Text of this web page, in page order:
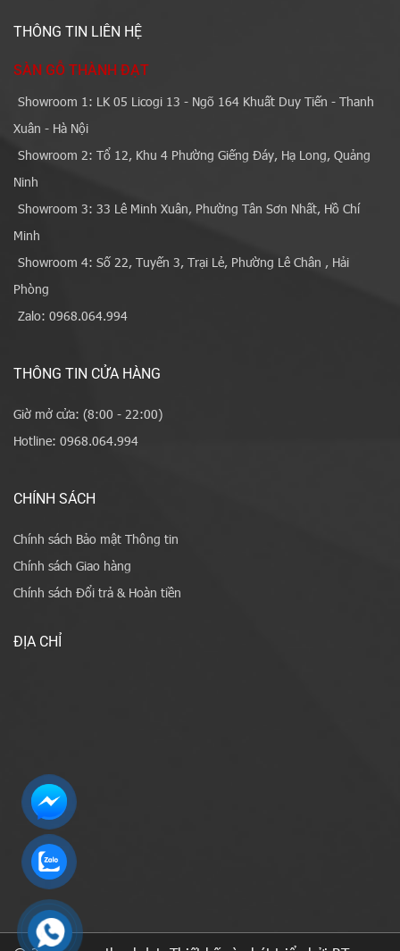
THÔNG TIN LIÊN HỆ
SÀN GỖ THÀNH ĐẠT
Showroom 1: LK 05 Licogi 13 - Ngõ 164 Khuất Duy Tiến - Thanh
Xuân - Hà Nội
Showroom 2: Tổ 12, Khu 4 Phường Giếng Đáy, Hạ Long, Quảng
Ninh
Showroom 3: 33 Lê Minh Xuân, Phường Tân Sơn Nhất, Hồ Chí
Minh
Showroom 4: Số 22, Tuyến 3, Trại Lẻ, Phường Lê Chân , Hải
Phòng
Zalo: 0968.064.994
THÔNG TIN CỬA HÀNG
Giờ mở cửa: (8:00 - 22:00)
Hotline: 0968.064.994
CHÍNH SÁCH
Chính sách Bảo mật Thông tin
Chính sách Giao hàng
Chính sách Đổi trả & Hoàn tiền
ĐỊA CHỈ